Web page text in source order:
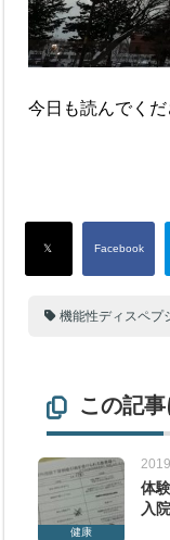
今日も読んでく
機能性ディスペ
この記
健康
体
入院